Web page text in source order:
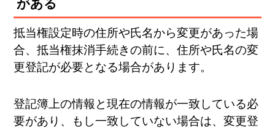
がある
抵当権設定時の住所や氏名から変更があった場
合、抵当権抹消手続きの前に、住所や氏名の変
更登記が必要となる場合があります。
登記簿上の情報と現在の情報が一致している必
要があり、もし一致していない場合は、変更登